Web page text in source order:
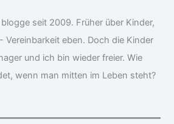
seit 2009. Früher über Kinder,
Vereinbarkeit eben. Doch die Kinder
und ich bin wieder freier. Wie
wenn man mitten im Leben steht?